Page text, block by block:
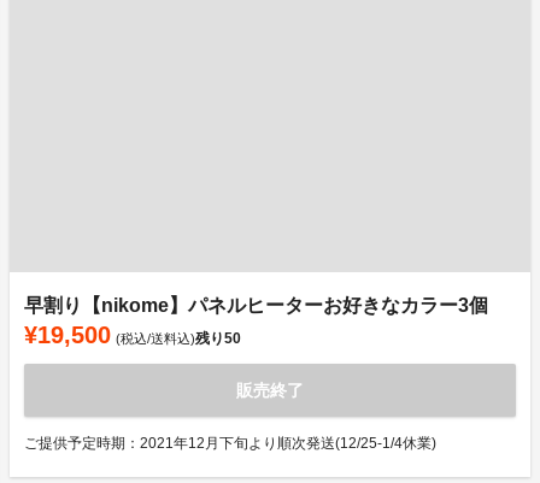
早割り【nikome】パネルヒーターお好きなカラー3個
¥19,500 (税込/送料込)残り50
販売終了
ご提供予定時期：2021年12月下旬より順次発送(12/25-1/4休業)